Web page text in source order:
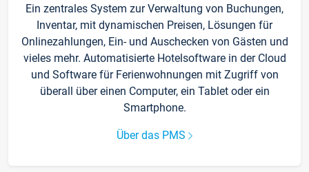
Ein zentrales System zur Verwaltung von Buchungen,
Inventar, mit dynamischen Preisen, Lösungen für
Onlinezahlungen, Ein- und Auschecken von Gästen und
vieles mehr. Automatisierte Hotelsoftware in der Cloud
und Software für Ferienwohnungen mit Zugriff von
überall über einen Computer, ein Tablet oder ein
Smartphone.
Über das PMS